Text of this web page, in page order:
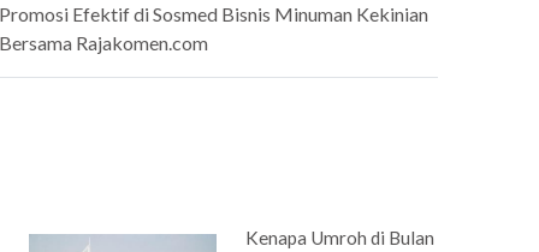
Efektif di Sosmed Bisnis Minuman Kekinian
Rajakomen.com
Kenapa Umroh di Bulan